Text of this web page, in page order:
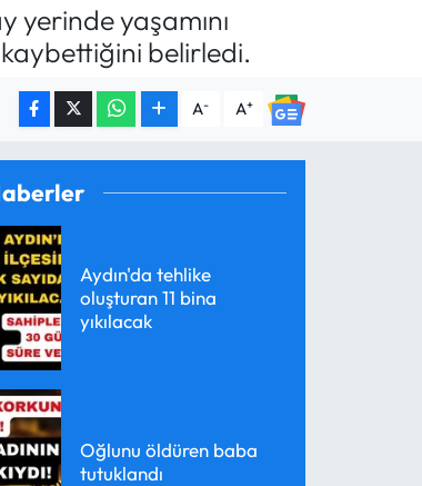
yerinde yaşamını
belirledi.
A- A+
Aydın'da tehlike
oluşturan 11 bina
yıkılacak
Oğlunu öldüren baba
tutuklandı